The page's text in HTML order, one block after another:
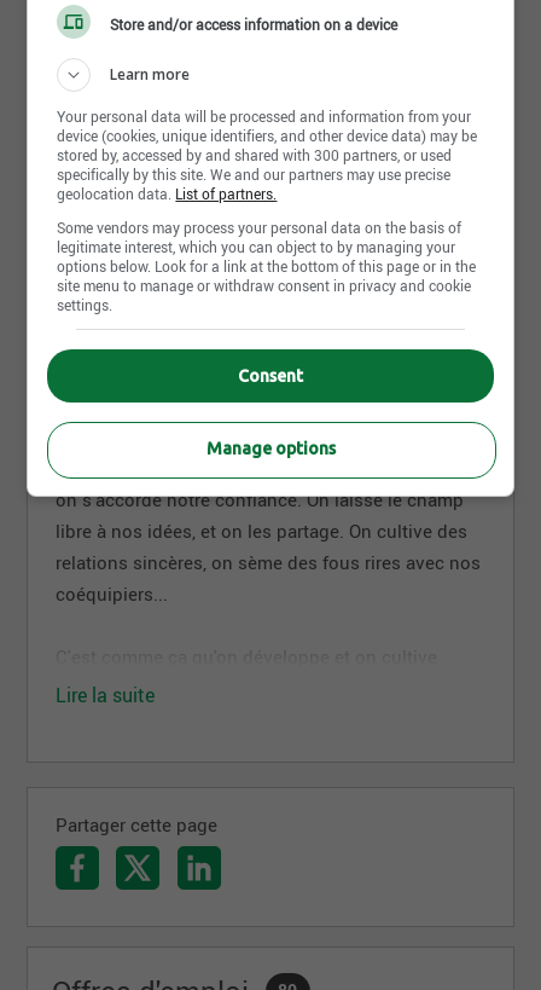
de faire pousser de beaux et grands projets qui
assurent un avenir fructueux pour notre coop.
Voir toutes les photos et vidéos de Avantis
Coopérative
Environnement de travail
Chez Avantis, on travaille chaque jour dans un
milieu empreint de bienveillance et de
courtoisie. On est à l'écoute les uns des autres et
on s'accorde notre confiance. On laisse le champ
libre à nos idées, et on les partage. On cultive des
relations sincères, on sème des fous rires avec nos
coéquipiers...
ensemble le bel esprit de famille qui nous
Lire la suite
Partager cette page
Store and/or access information on a device
Learn more
Your personal data will be processed and information from your
device (cookies, unique identifiers, and other device data) may be
stored by, accessed by and shared with 300 partners, or used
specifically by this site. We and our partners may use precise
geolocation data. List of partners.
Some vendors may process your personal data on the basis of
legitimate interest, which you can object to by managing your
options below. Look for a link at the bottom of this page or in the
site menu to manage or withdraw consent in privacy and cookie
settings.
Consent
Manage options